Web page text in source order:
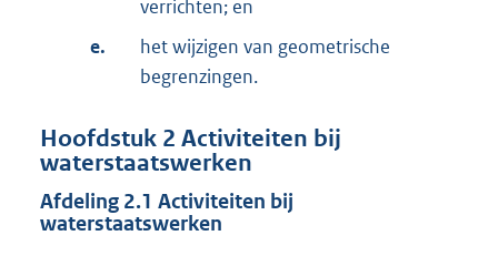
verrichten; en
e.
het wijzigen van geometrische
begrenzingen.
Hoofdstuk 2 Activiteiten bij
waterstaatswerken
Afdeling 2.1 Activiteiten bij
waterstaatswerken